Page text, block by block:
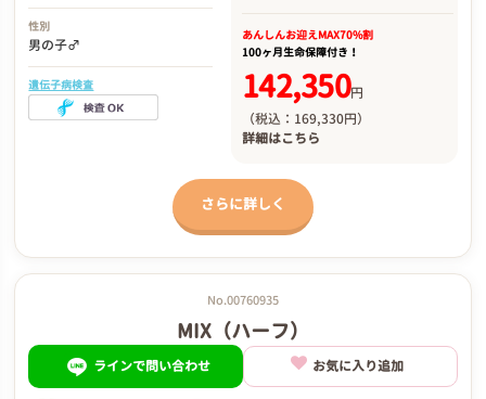
性別
男の子♂
遺伝子病検査
あんしんお迎えMAX70%割
100ヶ月生命保障付き！
142,350円
（税込：169,330円）
詳細はこちら
さらに詳しく
No.00760935
MIX（ハーフ）
ラインで問い合わせ お気に入り追加